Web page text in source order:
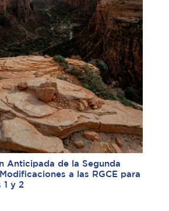
Anticipada de la Segunda
a las RGCE para
1 y 2